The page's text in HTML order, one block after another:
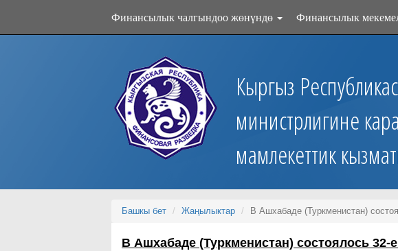
Финансылык чалгындоо жөнүндө Финансылык
Кыргыз
министрлигине
мамлекеттик
Башкы бет Жаңылыктар В Ашхабаде (Туркменистан)
В Ашхабаде (Туркменистан) состоялось